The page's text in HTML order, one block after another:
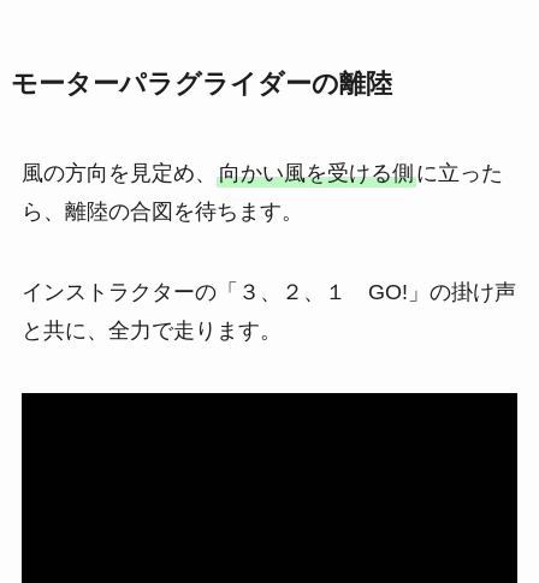
モーターパラグライダーの離陸
風の方向を見定め、 向かい風を受ける側に立った
ら、離陸の合図を待ちます。
インストラクターの「３、２、１ GO!」の掛け声
と共に、全力で走ります。